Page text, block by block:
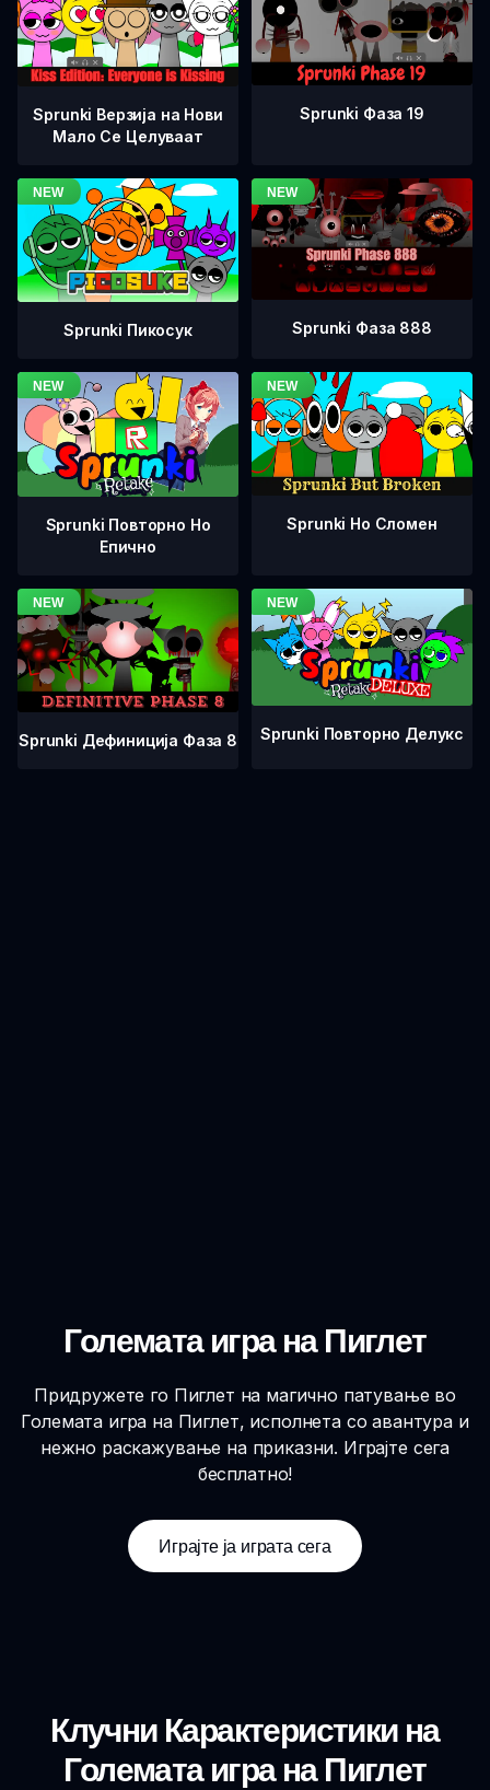
Sprunki Верзија на Нови
Мало Се Целуваат
Sprunki Фаза 19
Sprunki Пикосук Sprunki Фаза 888
Sprunki Повторно Но
Епично
Sprunki Но Сломен
Sprunki Дефиниција Фаза 8 Sprunki Повторно Делукс
Големата игра на Пиглет
Придружете го Пиглет на магично патување во
Големата игра на Пиглет, исполнета со авантура и
нежно раскажување на приказни. Играјте сега
бесплатно!
Играјте ја играта сега
Клучни Карактеристики на
Големата игра на Пиглет